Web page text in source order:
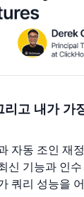
고 내가 가
자동 조인 재
신 기능과 인
쿼리 성능을